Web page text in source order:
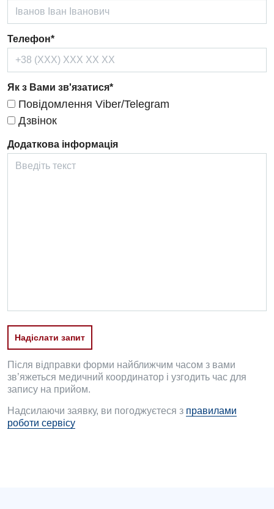
Кардіологія
Мамологія
Неврологія
Нейрохірургія
Онкологічне відділлення
Терапевтичне відділення
Терапія
Травматологічне відділення
Урологічне відділення
Телефон*
Як з Вами зв'язатися*
Повідомлення Viber/Telegram
Дзвінок
Додаткова інформація
Надіслати запит
Після відправки форми найближчим часом з вами
зв’яжеться медичний координатор і узгодить час для
запису на прийом.
Надсилаючи заявку, ви погоджуєтеся з правилами
роботи сервісу